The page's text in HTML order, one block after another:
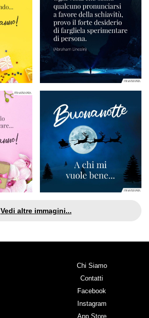
Vedi altre immagini...
Chi Siamo
Contatti
Facebook
Instagram
App Store